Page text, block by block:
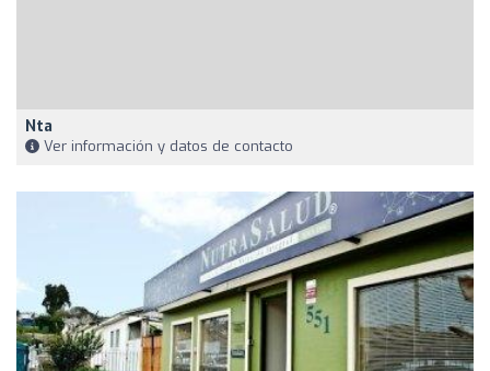
Nta
Ver información y datos de contacto